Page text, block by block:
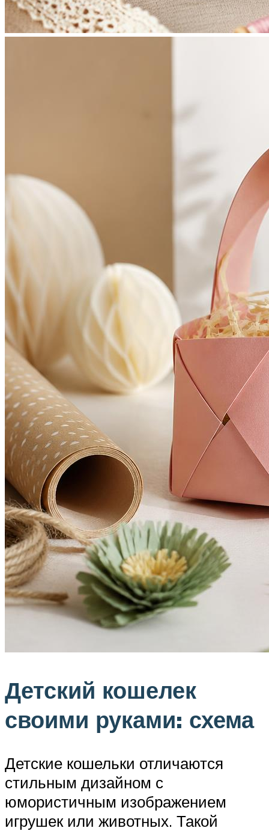
Детский кошелек
своими руками: схема
Детские кошельки отличаются
стильным дизайном с
юмористичным изображением
игрушек или животных. Такой